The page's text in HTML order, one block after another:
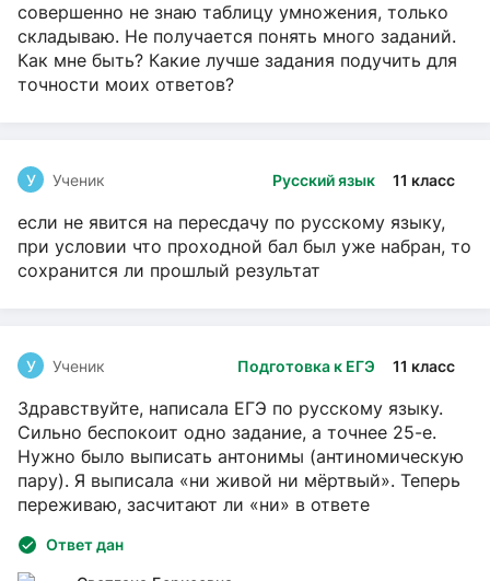
совершенно не знаю таблицу умножения, только
складываю. Не получается понять много заданий.
Как мне быть? Какие лучше задания подучить для
точности моих ответов?
Русский язык 11 класс
У Ученик
если не явится на пересдачу по русскому языку,
при условии что проходной бал был уже набран, то
сохранится ли прошлый результат
Подготовка к ЕГЭ 11 класс
У Ученик
Здравствуйте, написала ЕГЭ по русскому языку.
Сильно беспокоит одно задание, а точнее 25-е.
Нужно было выписать антонимы (антиномическую
пару). Я выписала «ни живой ни мёртвый». Теперь
переживаю, засчитают ли «ни» в ответе
Ответ дан